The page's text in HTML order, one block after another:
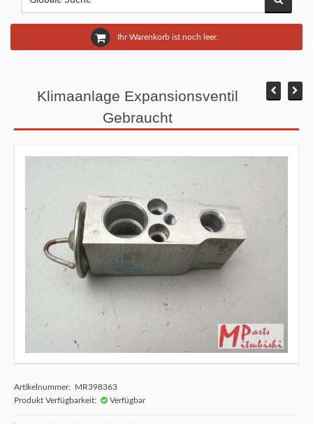
Ihr Warenkorb ist noch leer.
Klimaanlage Expansionsventil
Gebraucht
Artikelnummer: MR398363
Produkt Verfügbarkeit:
Verfügbar